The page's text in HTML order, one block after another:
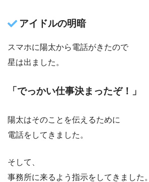
アイドルの明暗
スマホに陽太から電話がきたので
星は出ました。
「でっかい仕事決まったぞ！」
陽太はそのことを伝えるために
電話をしてきました。
そして、
事務所に来るよう指示をしてきました。